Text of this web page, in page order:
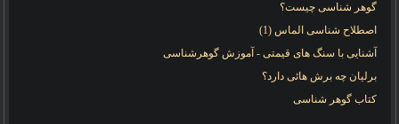
گوهر شناسی چیست؟
اصطلاح شناسی الماس (1)
آشنایی با سنگ های قیمتی - آموزش گوهرشناسی
برلیان چه برش هائی دارد؟
کتاب گوهر شناسی